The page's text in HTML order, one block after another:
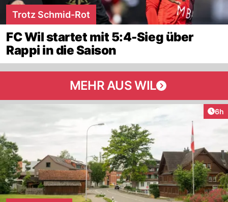
Trotz Schmid-Rot
FC Wil startet mit 5:4-Sieg über
Rappi in die Saison
MEHR AUS WIL
6h